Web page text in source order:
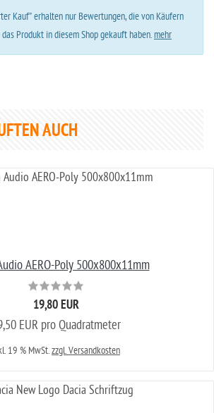
Kauf” erhalten nur Bewertungen, die von Käufern
Produkt in diesem Shop gekauft haben.mehr
AUCH
AERO-Poly 500x800x11mm
19,80 EUR
EUR pro Quadratmeter
19 % MwSt.zzgl. Versandkosten